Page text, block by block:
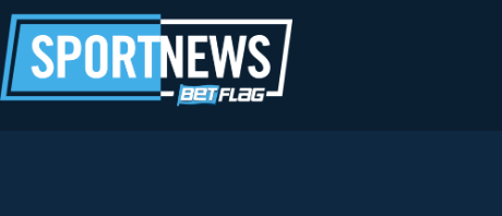
al
contenuto